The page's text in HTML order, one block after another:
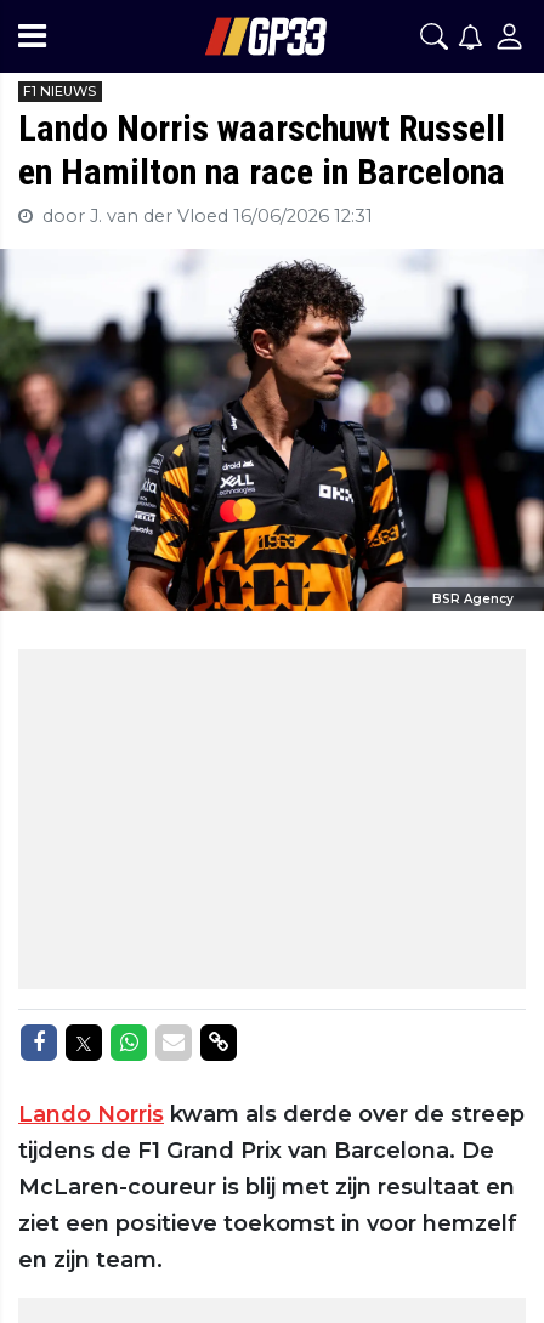
F1 NIEUWS
Lando Norris waarschuwt Russell
en Hamilton na race in Barcelona
door J. van der Vloed 16/06/2026 12:31
BSR Agency
Delen op Facebook
Delen op Twitter
Delen op Whatsapp
Delen via Mail
Delen via link
Lando Norris kwam als derde over de streep
tijdens de F1 Grand Prix van Barcelona. De
McLaren-coureur is blij met zijn resultaat en
ziet een positieve toekomst in voor hemzelf
en zijn team.